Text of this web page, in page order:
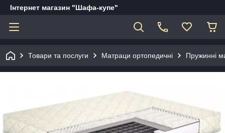
Інтернет магазин "Шафа-купе"
Товари та послуги Матраци ортопедичні Пружинні